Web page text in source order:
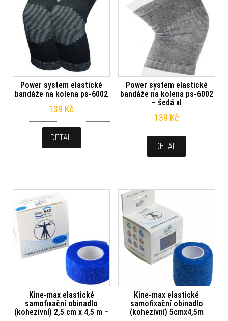
Power system elastické
bandáže na kolena ps-6002
139 Kč
DETAIL
Power system elastické
bandáže na kolena ps-6002
– šedá xl
139 Kč
DETAIL
Kine-max elastické
samofixační obinadlo
(kohezivní) 2,5 cm x 4,5 m –
Kine-max elastické
samofixační obinadlo
(kohezivní) 5cmx4,5m